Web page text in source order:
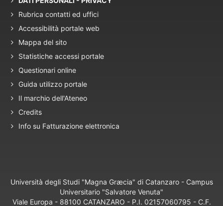
Rubrica contatti ed uffici
Accessibilità portale web
Mappa del sito
Statistiche accessi portale
Questionari online
Guida utilizzo portale
Il marchio dell'Ateneo
Credits
Info su Fatturazione elettronica
Università degli Studi "Magna Græcia" di Catanzaro - Campus
Universitario "Salvatore Venuta"
Viale Europa - 88100 CATANZARO - P.I. 02157060795 - C.F.